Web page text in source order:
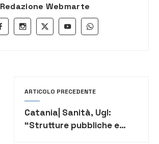
Redazione Webmarte
ARTICOLO PRECEDENTE
Catania| Sanità, Ugl:
“Strutture pubbliche e